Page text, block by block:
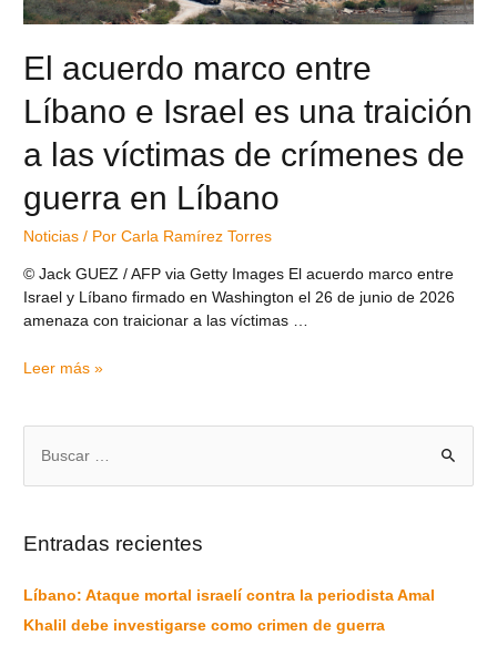
El acuerdo marco entre
Líbano e Israel es una traición
a las víctimas de crímenes de
guerra en Líbano
Noticias / PorCarla Ramírez Torres
© Jack GUEZ / AFP via Getty Images El acuerdo marco entre
Israel y Líbano firmado en Washington el 26 de junio de 2026
amenaza con traicionar a las víctimas …
Leer más »
Entradas recientes
Líbano: Ataque mortal israelí contra la periodista Amal
Khalil debe investigarse como crimen de guerra